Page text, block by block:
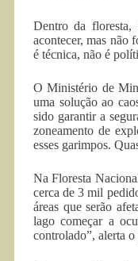
Dentro da floresta,
acontecer, mas não
é técnica, não é
O Ministério de
uma solução ao
sido garantir a
zoneamento de
esses garimpos.
Na Floresta
cerca de 3 mil
áreas que serão
lago começar a
controlado”, alerta